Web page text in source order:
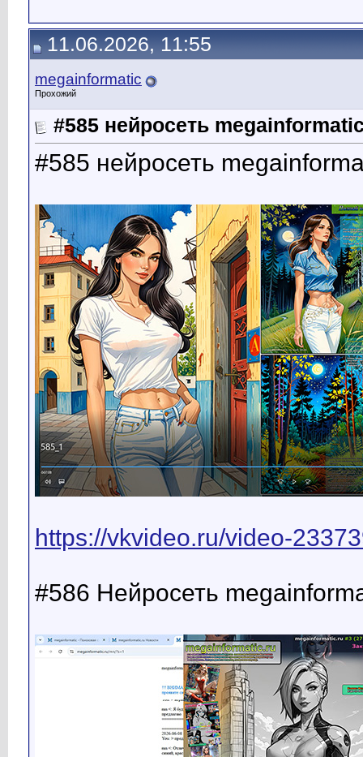
11.06.2026, 11:55
megainformatic
Прохожий
#585 нейросеть
#585 нейросеть
https://vkvideo.ru/video-
#586 Нейросеть